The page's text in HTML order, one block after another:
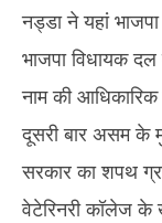
नड्डा ने यहां
भाजपा विधायक
नाम की
दूसरी बार असम के
सरकार का शपथ
वेटेरिनरी कॉलेज के